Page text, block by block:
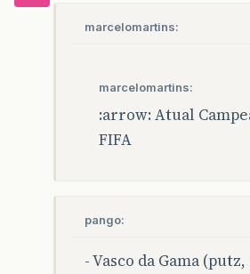
marcelomartins:
marcelomartins:
:arrow: Atual
FIFA
pango:
- Vasco da Gama